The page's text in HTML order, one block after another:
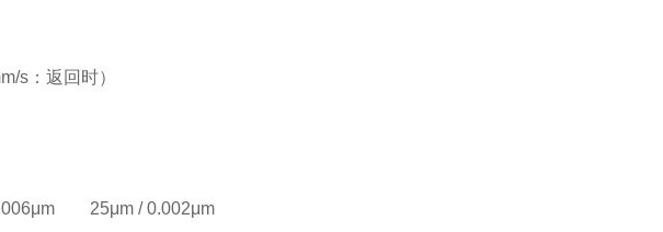
：返回时）
25μm / 0.002μm